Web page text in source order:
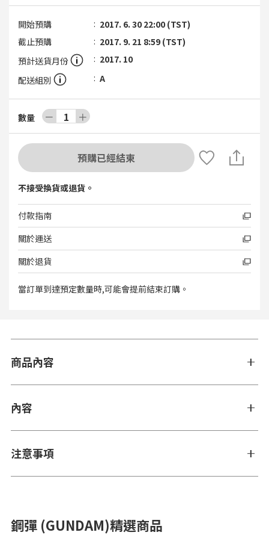
開始預購
2017. 6. 30 22:00 (TST)
截止預購
2017. 9. 21 8:59 (TST)
預計送貨月份
2017. 10
配送組別
A
數量 － 1 ＋
預購已經結束
不接受換貨或退貨。
付款指南
關於運送
關於退貨
當訂單到達預定數量時,可能會提前結束訂購。
商品內容
內容
注意事項
鋼彈 (GUNDAM)精選商品